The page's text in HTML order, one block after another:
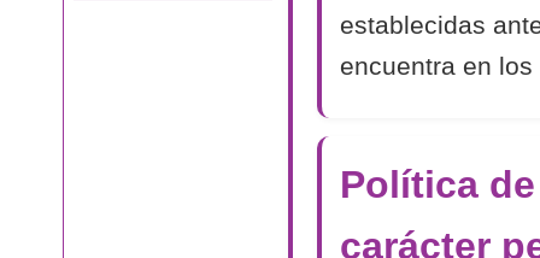
establecidas
encuentra en
Política
carácter